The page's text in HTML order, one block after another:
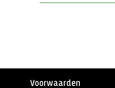
Voorwaarden